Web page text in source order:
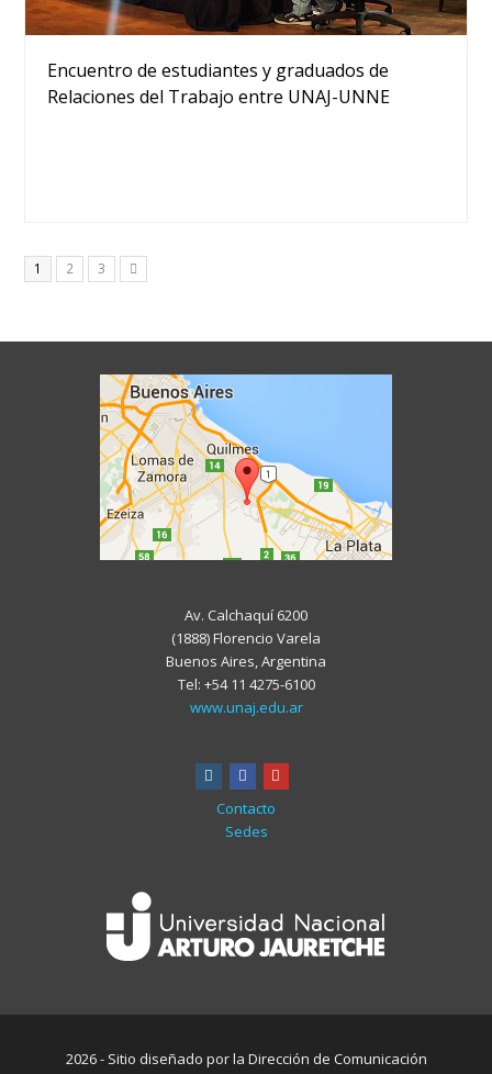
Encuentro de estudiantes y graduados de
Relaciones del Trabajo entre UNAJ-UNNE
Page
1 Page
2 Page
3
Av. Calchaquí 6200
(1888) Florencio Varela
Buenos Aires, Argentina
Tel: +54 11 4275-6100
www.unaj.edu.ar
instagram
facebook
Contacto
Sedes
2026 - Sitio diseñado por la Dirección de Comunicación